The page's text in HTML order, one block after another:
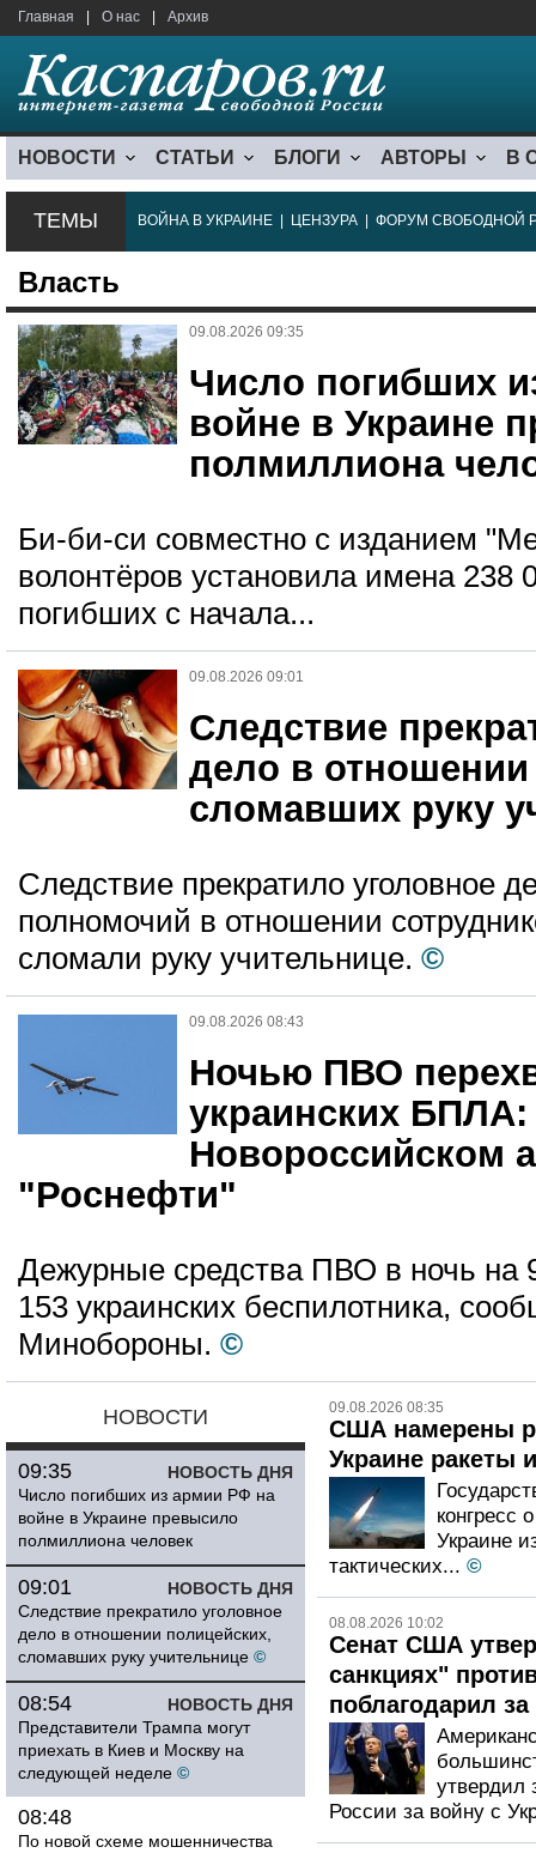
Главная О нас Архив
НОВОСТИ СТАТЬИ БЛОГИ АВТОРЫ В
ТЕМЫ ВОЙНА В УКРАИНЕ ЦЕНЗУРА ФОРУМ СВОБОДНОЙ
Власть
09.08.2026 09:35
Число погибших
войне в Украине
полмиллиона
Би-би-си совместно с изданием
волонтёров установила имена 238
погибших с начала...
09.08.2026 09:01
Следствие
дело в
сломавших руку
Следствие прекратило уголовное
полномочий в отношении
сломали руку учительнице. ©
09.08.2026 08:43
Ночью ПВО
украинских
Новороссийском
"Роснефти"
Дежурные средства ПВО в ночь на
153 украинских беспилотника,
Минобороны. ©
НОВОСТИ
НОВОСТЬ ДНЯ
09:35
Число погибших из армии РФ на
войне в Украине превысило
полмиллиона человек
НОВОСТЬ ДНЯ
09:01
Следствие прекратило уголовное
дело в отношении полицейских,
сломавших руку учительнице ©
НОВОСТЬ ДНЯ
08:54
Представители Трампа могут
приехать в Киев и Москву на
следующей неделе ©
08:48
По новой схеме мошенничества
09.08.2026 08:35
США намерены
Украине ракеты
конгресс
Украине
тактических... ©
08.08.2026 10:02
Сенат США
санкциях"
поблагодарил за
утвердил
России за войну с